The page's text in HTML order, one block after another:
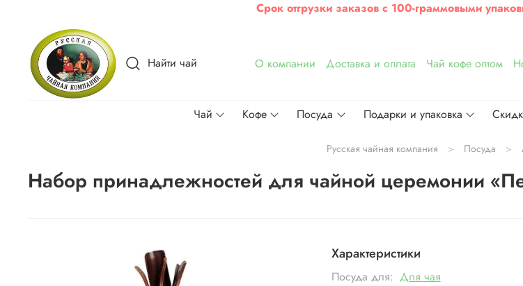
Срок отгрузки заказов с 100-граммовыми
Найти чай О компании Доставка и оплата Чай кофе оптом
Чай Кофе Посуда Подарки и упаковка
Русская чайная компания Посуда
Набор принадлежностей для чайной церемонии
Характеристики
Посуда для: Для чая